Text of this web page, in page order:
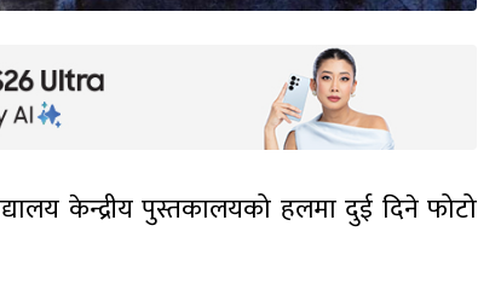
केन्द्रीय पुस्तकालयको हलमा दुई दिने फोटो